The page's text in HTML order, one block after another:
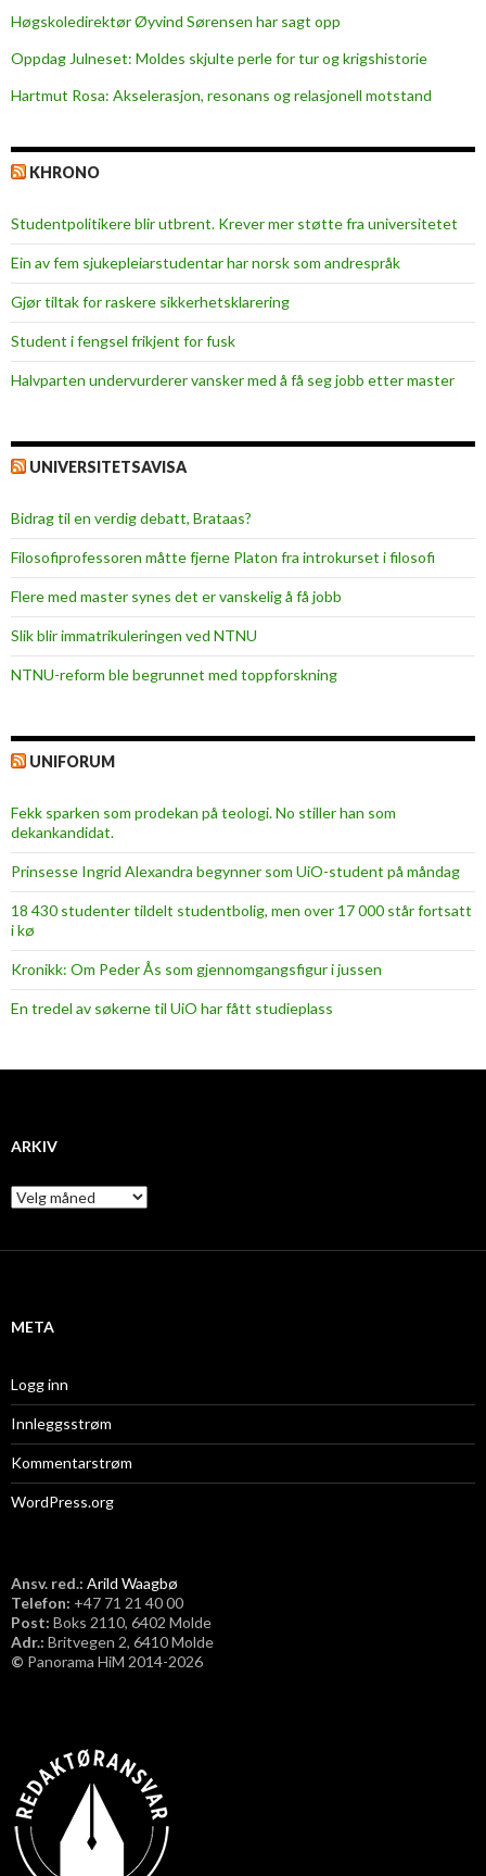
Høgskoledirektør Øyvind Sørensen har sagt opp
Oppdag Julneset: Moldes skjulte perle for tur og krigshistorie
Hartmut Rosa: Akselerasjon, resonans og relasjonell motstand
KHRONO
Studentpolitikere blir utbrent. Krever mer støtte fra universitetet
Ein av fem sjukepleiar­studentar har norsk som andrespråk
Gjør tiltak for raskere sikkerhets­klarering
Student i fengsel frikjent for fusk
Halvparten undervurderer vansker med å få seg jobb etter master
UNIVERSITETSAVISA
Bidrag til en verdig debatt, Brataas?
Filosofiprofessoren måtte fjerne Platon fra introkurset i filosofi
Flere med master synes det er vanskelig å få jobb
Slik blir immatrikuleringen ved NTNU
NTNU-reform ble begrunnet med toppforskning
UNIFORUM
Fekk sparken som prodekan på teologi. No stiller han som
dekankandidat.
Prinsesse Ingrid Alexandra begynner som UiO-student på måndag
18 430 studenter tildelt studentbolig, men over 17 000 står fortsatt
i kø
Kronikk: Om Peder Ås som gjennomgangsfigur i jussen
En tredel av søkerne til UiO har fått studieplass
ARKIV
A
r
i
META
Logg inn
Innleggsstrøm
Kommentarstrøm
WordPress.org
Ansv. red.: Arild Waagbø
Telefon: ​+47 71 21 40 00
Post: Boks 2110, 6402 Molde
Adr.: Britvegen 2, 6410 Molde
© Panorama HiM 2014-2026